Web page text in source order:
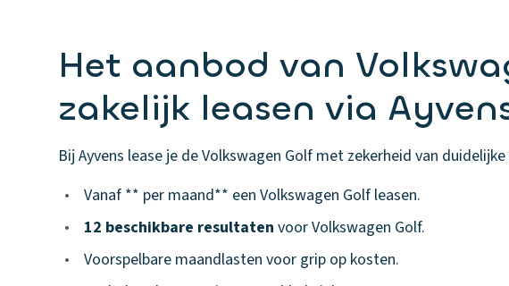
Het aanbod van
zakelijk leasen via
Bij Ayvens lease je de Volkswagen Golf met zekerheid van
•
Vanaf ** per maand** een Volkswagen Golf leasen.
•
12 beschikbare resultaten voor Volkswagen Golf.
•
Voorspelbare maandlasten voor grip op kosten.